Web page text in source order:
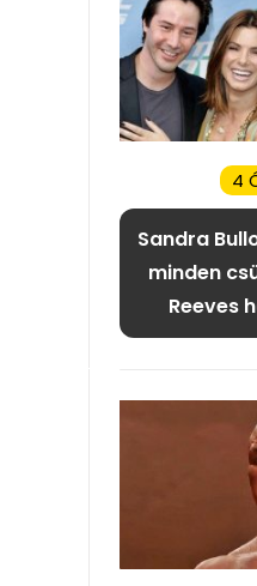
4
Sandra
minden
Reeves